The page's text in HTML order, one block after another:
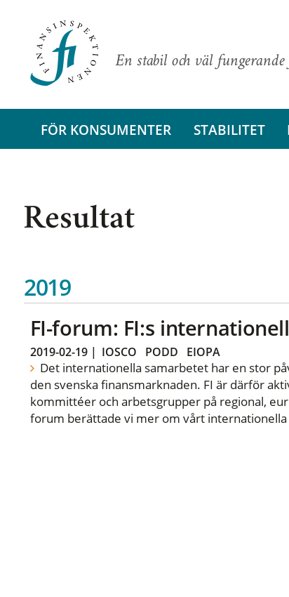
En stabil och väl
FÖR KONSUMENTER STABILITET
Resultat
2019
FI-forum: FI:s
2019-02-19| IOSCO PODD EIOPA
Det internationella samarbetet har en stor
den svenska finansmarknaden. FI är därför
kommittéer och arbetsgrupper på regional,
forum berättade vi mer om vårt